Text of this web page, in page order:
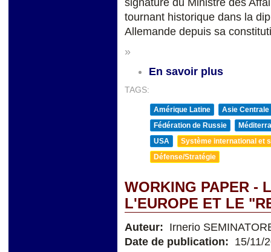
tournant historique dans la
Allemande depuis sa
»
En savoir plus
TAGS:
Amérique Latine
Asie Centrale
Fédération de Russie
USA
Système international et
Défense/Stratégie
WORKING PAPER -
L'EUROPE ET LE
Auteur: Irnerio
Date de publication: 15/11/